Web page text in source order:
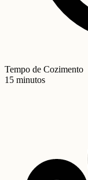
Tempo de Cozimento
15 minutos